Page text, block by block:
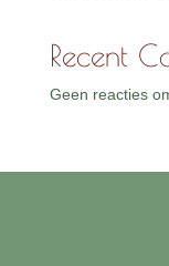
Recent
Geen reacties